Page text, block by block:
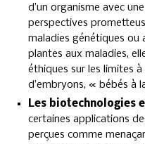
d’un organisme avec
perspectives
maladies génétiques ou
plantes aux maladies,
éthiques sur les limites
d’embryons, « bébés à
Les biotechnologies
certaines applications
perçues comme